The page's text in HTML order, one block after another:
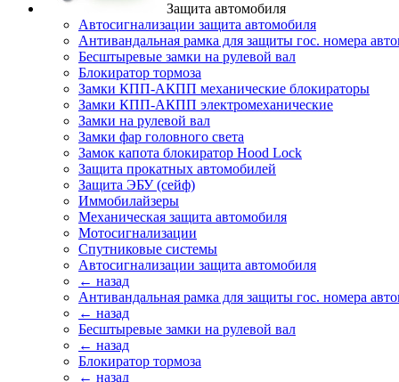
Защита автомобиля
Автосигнализации защита автомобиля
Антивандальная рамка для защиты гос. номера
Бесштыревые замки на рулевой вал
Блокиратор тормоза
Замки КПП-АКПП механические блокираторы
Замки КПП-АКПП электромеханические
Замки на рулевой вал
Замки фар головного света
Замок капота блокиратор Hood Lock
Защита прокатных автомобилей
Защита ЭБУ (сейф)
Иммобилайзеры
Механическая защита автомобиля
Мотосигнализации
Спутниковые системы
Автосигнализации защита автомобиля
← назад
Антивандальная рамка для защиты гос. номера
← назад
Бесштыревые замки на рулевой вал
← назад
Блокиратор тормоза
← назад